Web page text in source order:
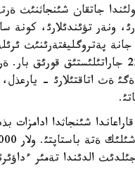
جاتقان شئنجاثنئث
ونةر تؤئندئلارئ، كونة
تاياؤ. بذدان باسقا 22 جاراتئلئستئق
ةث اتاقتئلارئ -
قولا، 2700 جئلدئث الدئندا تةمئر